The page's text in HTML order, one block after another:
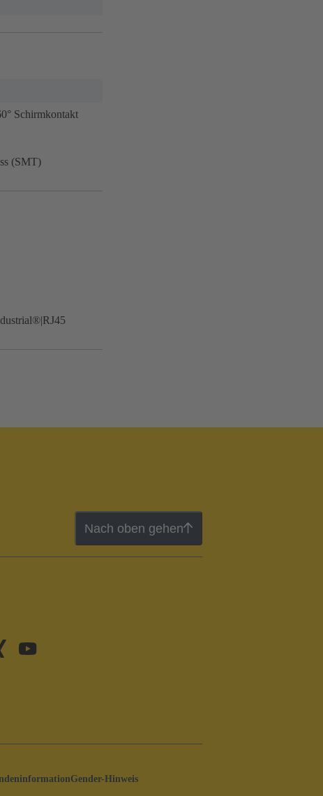
Schirmkontakt
(SMT)
Nach oben gehen
Gender-Hinweis